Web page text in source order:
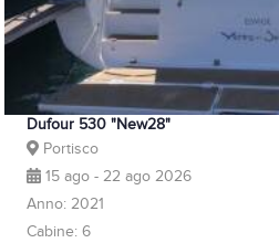
Dufour 530 "New28"
Portisco
15 ago - 22 ago 2026
Anno: 2021
Cabine: 6